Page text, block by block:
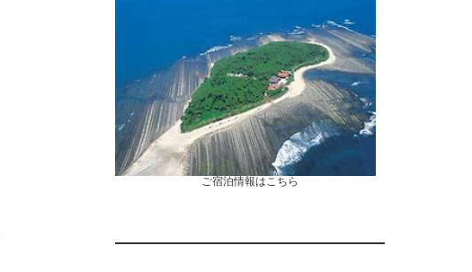
ご宿泊情報はこちら